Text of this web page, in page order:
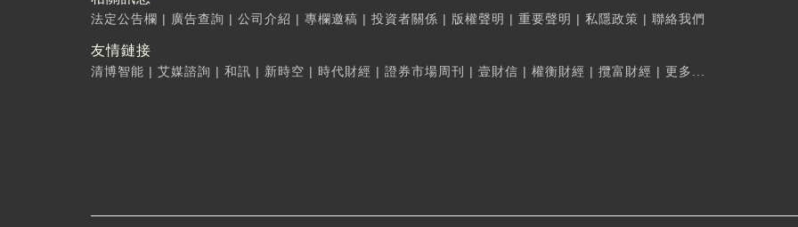
法定公告欄 | 廣告查詢 | 公司介紹 | 專欄邀稿 | 投資者關係 | 版權聲明 | 重要聲明 | 私隱政策 | 聯絡我們
友情鏈接
清博智能 | 艾媒諮詢 | 和訊 | 新時空 | 時代財經 | 證券市場周刊 | 壹財信 | 權衡財經 | 攬富財經 | 更多...